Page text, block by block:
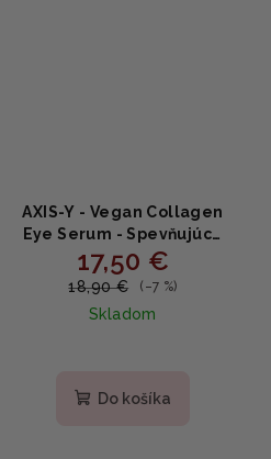
AXIS-Y - Vegan Collagen
Eye Serum - Spevňujúce
očné sérum s vegánskym
kolagénom a peptidmi
17,50 €
18,90 € (–7 %)
Skladom
Do košíka